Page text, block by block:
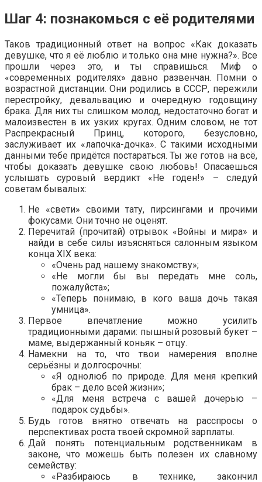
Шаг 4: познакомься с её родителями
Таков традиционный ответ на вопрос «Как доказать
девушке, что я её люблю и только она мне нужна?». Все
прошли через это, и ты справишься. Миф о
«современных родителях» давно развенчан. Помни о
возрастной дистанции. Они родились в СССР, пережили
перестройку, девальвацию и очередную годовщину
брака. Для них ты слишком молод, недостаточно богат и
малоизвестен в их узких кругах. Одним словом, не тот
Распрекрасный Принц, которого, безусловно,
заслуживает их «лапочка-дочка». С такими исходными
данными тебе придётся постараться. Ты же готов на всё,
чтобы доказать девушке свою любовь! Опасаешься
услышать суровый вердикт «Не годен!» – следуй
советам бывалых:
Не «свети» своими тату, пирсингами и прочими
фокусами. Они точно не оценят.
Перечитай (прочитай) отрывок «Войны и мира» и
найди в себе силы изъясняться салонным языком
конца XIX века:
«Очень рад нашему знакомству»;
«Не могли бы вы передать мне соль,
пожалуйста»;
«Теперь понимаю, в кого ваша дочь такая
умница».
Первое впечатление можно усилить
традиционными дарами: пышный розовый букет –
маме, выдержанный коньяк – отцу.
Намекни на то, что твои намерения вполне
серьёзны и долгосрочны:
«Я однолюб по природе. Для меня крепкий
брак – дело всей жизни»;
«Для меня встреча с вашей дочерью –
подарок судьбы».
Будь готов внятно отвечать на расспросы о
перспективах роста твоей скромной зарплаты.
Дай понять потенциальным родственникам в
законе, что можешь быть полезен их славному
семейству:
«Разбираюсь в технике, закончил